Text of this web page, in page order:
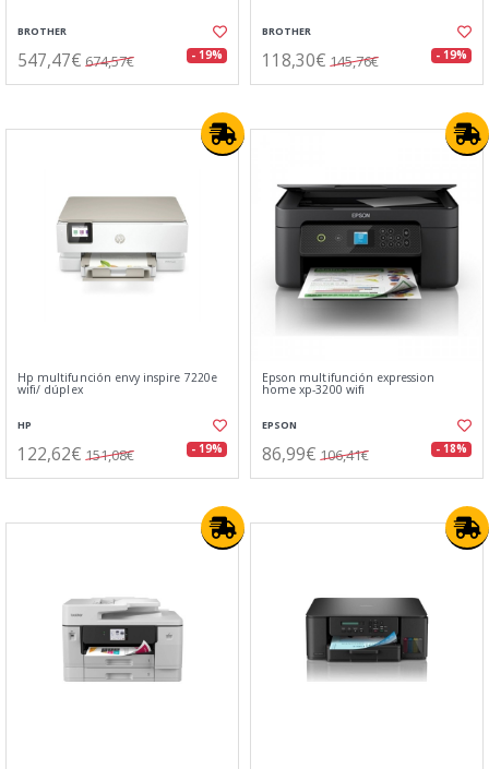
BROTHER
547,47€ 674,57€ - 19%
BROTHER
118,30€ 145,76€ - 19%
Hp multifunción envy inspire 7220e
wifi/ dúplex
HP
122,62€ 151,08€ - 19%
Epson multifunción expression
home xp-3200 wifi
EPSON
86,99€ 106,41€ - 18%